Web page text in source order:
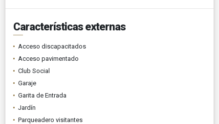
Características externas
Acceso discapacitados
Acceso pavimentado
Club Social
Garaje
Garita de Entrada
Jardín
Parqueadero visitantes